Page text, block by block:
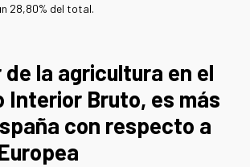
28,80% del total.
la agricultura en el
Interior Bruto, es más
con respecto a